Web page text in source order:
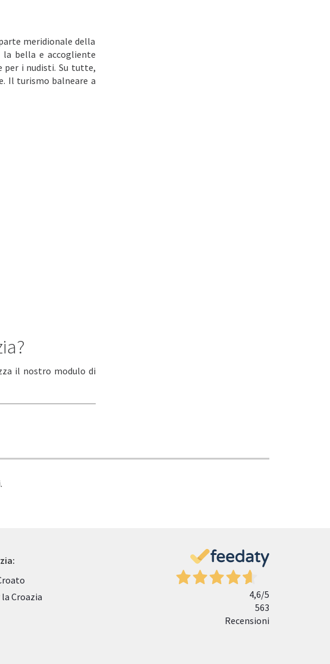
meridionale della
bella e accogliente
per i nudisti. Su tutte,
Il turismo balneare a
il nostro modulo di
Croazia
4,6/5
563
Recensioni